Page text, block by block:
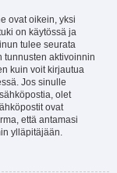
ovat oikein, yksi
on käytössä ja
tulee seurata
tunnusten aktivoinnin
kuin voit kirjautua
Jos sinulle
olet
ovat
että antamasi
ylläpitäjään.